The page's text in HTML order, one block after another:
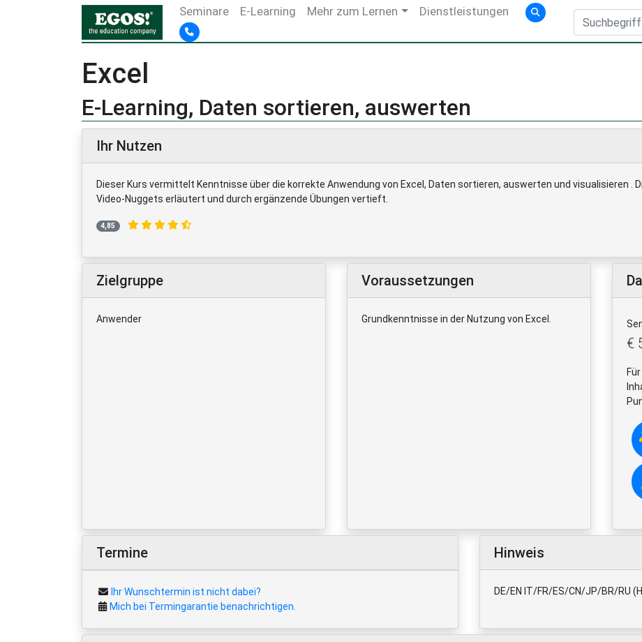
Seminare E-Learning Mehr zum Lernen Dienstleistungen
Excel
E-Learning, Daten sortieren, auswerten
Ihr Nutzen
Dieser Kurs vermittelt Kenntnisse über die korrekte Anwendung von Excel, Daten sortieren, auswerten und visualisieren .
Video-Nuggets erläutert und durch ergänzende Übungen vertieft.
4,85
Zielgruppe
Anwender
Voraussetzungen
Grundkenntnisse in der Nutzung von Excel.
€
Termine
Ihr Wunschtermin ist nicht dabei?
Mich bei Termingarantie benachrichtigen.
Hinweis
DE/EN IT/FR/ES/CN/JP/BR/RU